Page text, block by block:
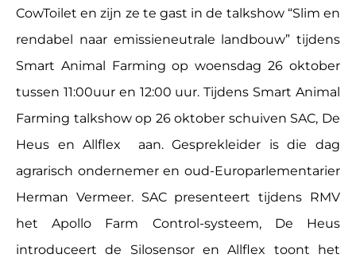
CowToilet en zijn ze te gast in de talkshow “Slim en
rendabel naar emissieneutrale landbouw” tijdens
Smart Animal Farming op woensdag 26 oktober
tussen 11:00uur en 12:00 uur. Tijdens Smart Animal
Farming talkshow op 26 oktober schuiven SAC, De
Heus en Allflex aan. Gesprekleider is die dag
agrarisch ondernemer en oud-Europarlementarier
Herman Vermeer. SAC presenteert tijdens RMV
het Apollo Farm Control-systeem, De Heus
introduceert de Silosensor en Allflex toont het